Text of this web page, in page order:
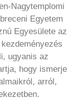
Nagytemplomi
Egyetem
Egyesülete az
ugyanis az
hogy ismerje
arról,